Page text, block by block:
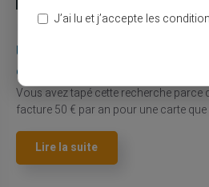
03/08/2026 Veritas
Une carte bancaire gratuite
existe ?
Vous avez tapé cette recherche parce
facture 50 € par an pour une carte que
Lire la suite
J’ai lu et j’accepte les